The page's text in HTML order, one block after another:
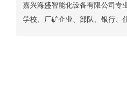
嘉兴海盛智能化设备有限公司专
学校、厂矿企业、部队、银行、